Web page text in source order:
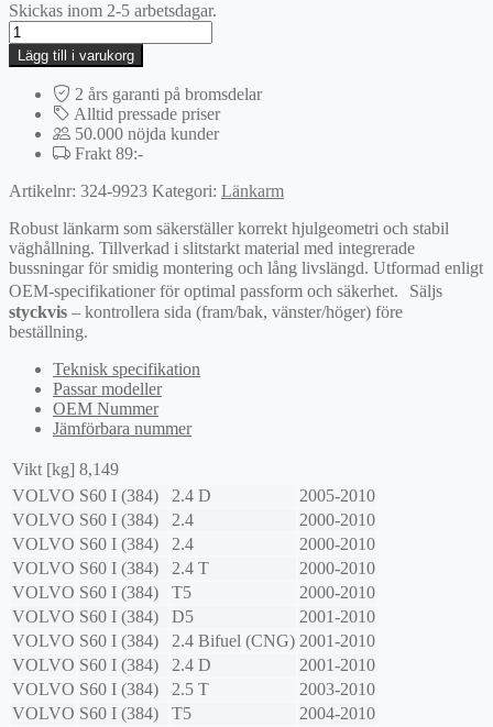
Skickas inom 2-5 arbetsdagar.
Rep.sats,
länkarm
mängd
Lägg till i varukorg
2 års garanti på bromsdelar
Alltid pressade priser
50.000 nöjda kunder
Frakt 89:-
Artikelnr: 324-9923 Kategori: Länkarm
Robust länkarm som säkerställer korrekt hjulgeometri och stabil
väghållning. Tillverkad i slitstarkt material med integrerade
bussningar för smidig montering och lång livslängd. Utformad enligt
OEM-specifikationer för optimal passform och säkerhet. Säljs
styckvis – kontrollera sida (fram/bak, vänster/höger) före
beställning.
Teknisk specifikation
Passar modeller
OEM Nummer
Jämförbara nummer
Vikt [kg] 8,149
VOLVO S60 I (384) 2.4 D
2005-2010
VOLVO S60 I (384) 2.4
2000-2010
VOLVO S60 I (384) 2.4
2000-2010
VOLVO S60 I (384) 2.4 T
2000-2010
VOLVO S60 I (384) T5
2000-2010
VOLVO S60 I (384) D5
2001-2010
VOLVO S60 I (384) 2.4 Bifuel (CNG) 2001-2010
VOLVO S60 I (384) 2.4 D
2001-2010
VOLVO S60 I (384) 2.5 T
2003-2010
VOLVO S60 I (384) T5
2004-2010